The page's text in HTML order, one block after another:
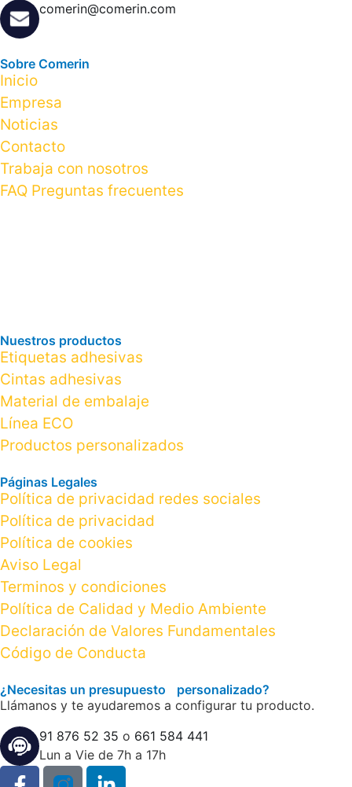
comerin@comerin.com
Sobre Comerin
Inicio
Empresa
Noticias
Contacto
Trabaja con nosotros
FAQ Preguntas frecuentes
Nuestros productos
Etiquetas adhesivas
Cintas adhesivas
Material de embalaje
Línea ECO
Productos personalizados
Páginas Legales
Política de privacidad redes sociales
Política de privacidad
Política de cookies
Aviso Legal
Terminos y condiciones
Política de Calidad y Medio Ambiente
Declaración de Valores Fundamentales
Código de Conducta
¿Necesitas un presupuesto personalizado?
Llámanos y te ayudaremos a configurar tu producto.
91 876 52 35 o 661 584 441
Lun a Vie de 7h a 17h